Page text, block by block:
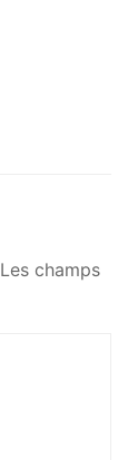
Les champs